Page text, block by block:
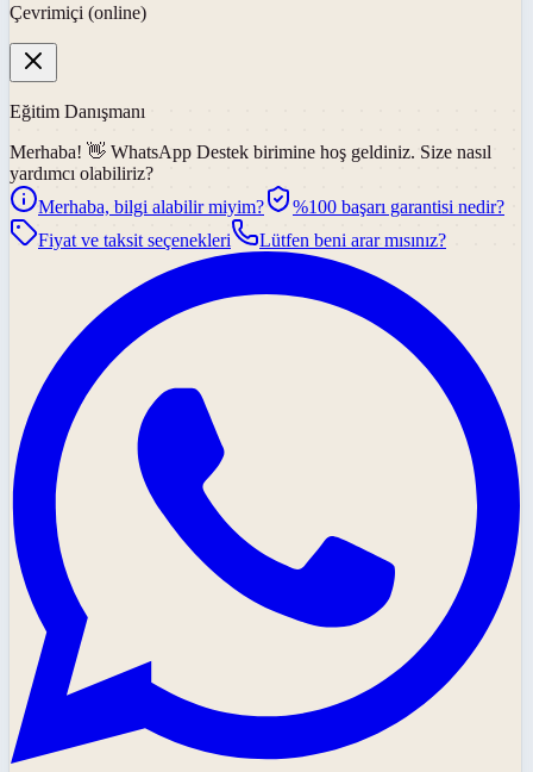
Çevrimiçi (online)
Eğitim Danışmanı
Merhaba! 👋 WhatsApp Destek birimine hoş geldiniz. Size nasıl
yardımcı olabiliriz?
Merhaba, bilgi alabilir miyim?
%100 başarı garantisi nedir?
Fiyat ve taksit seçenekleri
Lütfen beni arar mısınız?